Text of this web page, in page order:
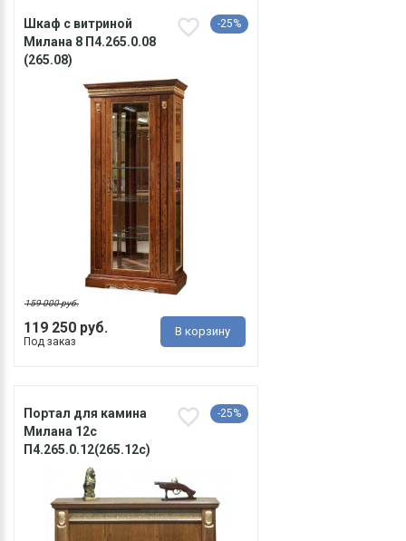
Шкаф с витриной
Милана 8 П4.265.0.08
(265.08)
-25%
119 250 руб.
159 000 руб.
Под заказ
В корзину
Портал для камина
Милана 12с
П4.265.0.12(265.12с)
-25%